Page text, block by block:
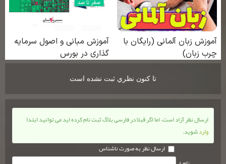
تا كنون نظري ثبت نشده است
ارسال نظر آزاد است، اما اگر قبلا در فارسی بلاگ ثبت نام کرده اید می توانید ابتدا
واردشوید.
ارسال نظر به صورت ناشناس